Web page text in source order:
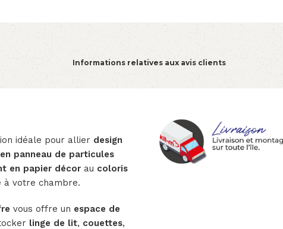
Informations relatives aux avis clients
idéale pour allier design
panneau de particules
en papier décor au coloris
à votre chambre.
vous offre un espace de
linge de lit, couettes,